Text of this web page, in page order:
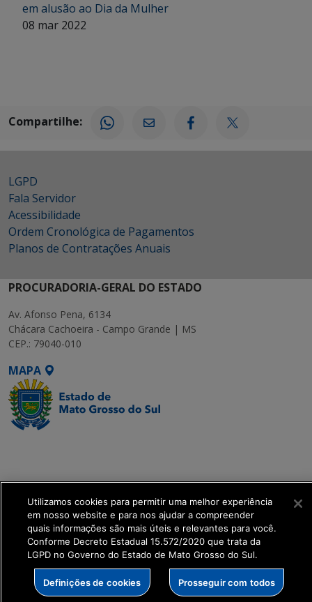
em alusão ao Dia da Mulher
08 mar 2022
Compartilhe:
LGPD
Fala Servidor
Acessibilidade
Ordem Cronológica de Pagamentos
Planos de Contratações Anuais
PROCURADORIA-GERAL DO ESTADO
Av. Afonso Pena, 6134
Chácara Cachoeira - Campo Grande | MS
CEP.: 79040-010
MAPA
Transformação Digital
get_footer();
Utilizamos cookies para permitir uma melhor experiência
em nosso website e para nos ajudar a compreender
quais informações são mais úteis e relevantes para você.
Conforme Decreto Estadual 15.572/2020 que trata da
LGPD no Governo do Estado de Mato Grosso do Sul.
Definições de cookies Prosseguir com todos